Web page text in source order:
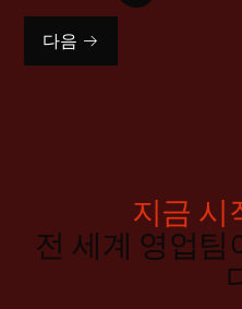
다음
지금 시
전 세계 영업팀